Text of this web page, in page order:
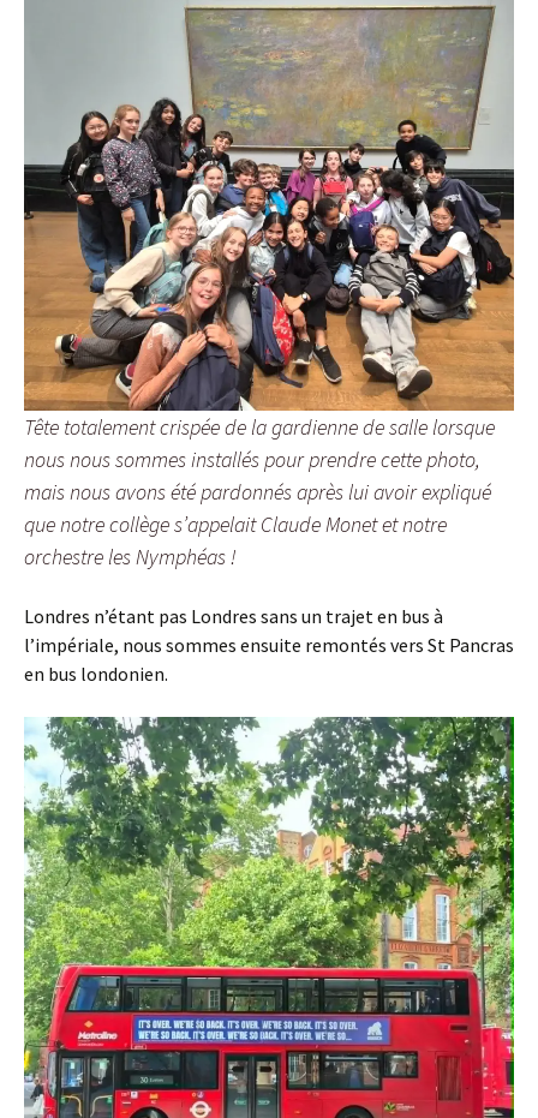
Tête totalement crispée de la gardienne de salle lorsque
nous nous sommes installés pour prendre cette photo,
mais nous avons été pardonnés après lui avoir expliqué
que notre collège s’appelait Claude Monet et notre
orchestre les Nymphéas !
Londres n’étant pas Londres sans un trajet en bus à
l’impériale, nous sommes ensuite remontés vers St Pancras
en bus londonien.